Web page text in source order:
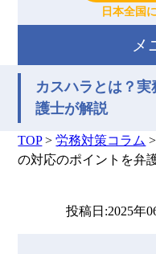
日本全国
メ
カスハラとは？
護士が解説
TOP>労務対策コラム >
の対応のポイントを弁
投稿日:2025年